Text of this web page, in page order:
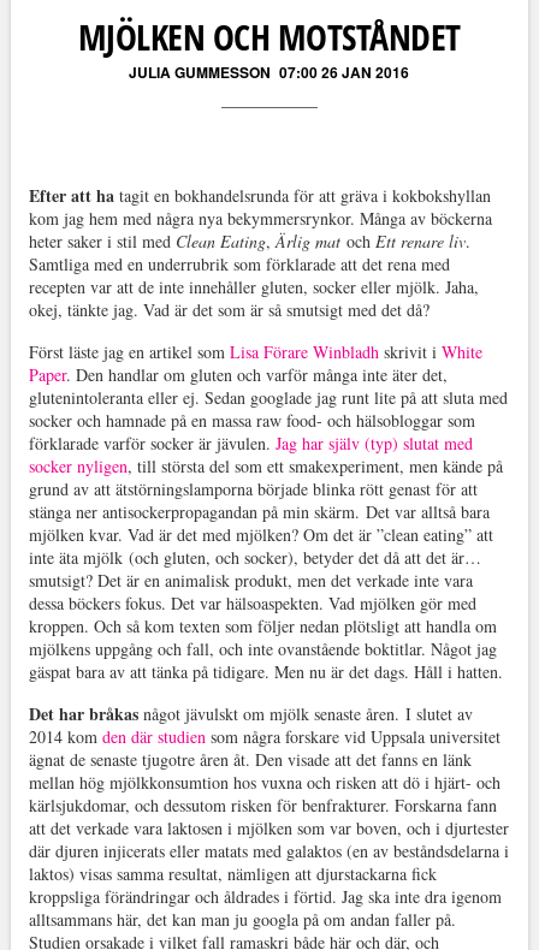
MJÖLKEN OCH MOTSTÅNDET
JULIA GUMMESSON 07:00 26 JAN 2016
Efter att ha tagit en bokhandelsrunda för att gräva i kokbokshyllan
kom jag hem med några nya bekymmersrynkor. Många av böckerna
heter saker i stil med Clean Eating,Ärlig matoch Ett renare liv.
Samtliga med en underrubrik som förklarade att det rena med
recepten var att de inte innehåller gluten, socker eller mjölk. Jaha,
okej, tänkte jag. Vad är det som är så smutsigt med det då?
Först läste jag en artikel som Lisa Förare Winbladhskrivit i White
Paper. Den handlar om gluten och varför många inte äter det,
glutenintoleranta eller ej. Sedan googlade jag runt lite på att sluta med
socker och hamnade på en massa raw food- och hälsobloggar som
förklarade varför socker är jävulen. Jag har själv (typ) slutat med
socker nyligen, till största del som ett smakexperiment, men kände på
grund av att ätstörningslamporna började blinka rött genast för att
stänga ner antisockerpropagandan på min skärm. Det var alltså bara
mjölken kvar. Vad är det med mjölken? Om det är ”clean eating” att
inte äta mjölk (och gluten, och socker), betyder det då att det är…
smutsigt? Det är en animalisk produkt, men det verkade inte vara
dessa böckers fokus. Det var hälsoaspekten. Vad mjölken gör med
kroppen. Och så kom texten som följer nedan plötsligt att handla om
mjölkens uppgång och fall, och inte ovanstående boktitlar. Något jag
gäspat bara av att tänka på tidigare. Men nu är det dags. Håll i hatten.
Det har bråkas något jävulskt om mjölk senaste åren. I slutet av
2014 kom den där studiensom några forskare vid Uppsala universitet
ägnat de senaste tjugotre åren åt. Den visade att det fanns en länk
mellan hög mjölkkonsumtion hos vuxna och risken att dö i hjärt- och
kärlsjukdomar, och dessutom risken för benfrakturer. Forskarna fann
att det verkade vara laktosen i mjölken som var boven, och i djurtester
där djuren injicerats eller matats med galaktos (en av beståndsdelarna i
laktos) visas samma resultat, nämligen att djurstackarna fick
kroppsliga förändringar och åldrades i förtid. Jag ska inte dra igenom
alltsammans här, det kan man ju googla på om andan faller på.
Studien orsakade i vilket fall ramaskri både här och där, och